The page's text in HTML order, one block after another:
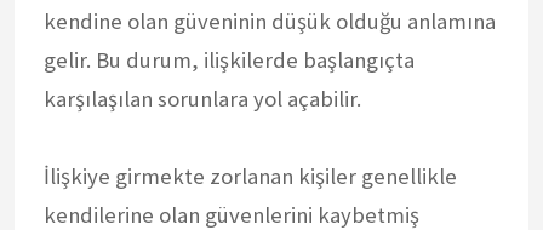
kendine olan güveninin düşük olduğu anlamına
gelir. Bu durum, ilişkilerde başlangıçta
karşılaşılan sorunlara yol açabilir.
İlişkiye girmekte zorlanan kişiler genellikle
kendilerine olan güvenlerini kaybetmiş